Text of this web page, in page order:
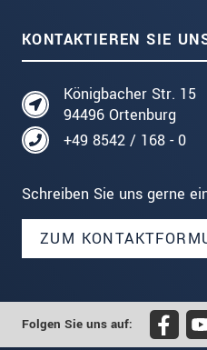
KONTAKTIEREN SIE
Königbacher Str. 15
94496 Ortenburg
+49 8542 / 168 - 0
Schreiben Sie uns gerne
ZUM
Folgen Sie uns auf: